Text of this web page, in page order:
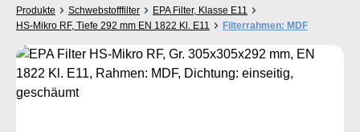
Produkte Schwebstofffilter
EPA Filter, Klasse E11
HS-Mikro RF, Tiefe 292 mm EN 1822 Kl. E11
Filterrahmen: MDF
Bildergalerie überspringen